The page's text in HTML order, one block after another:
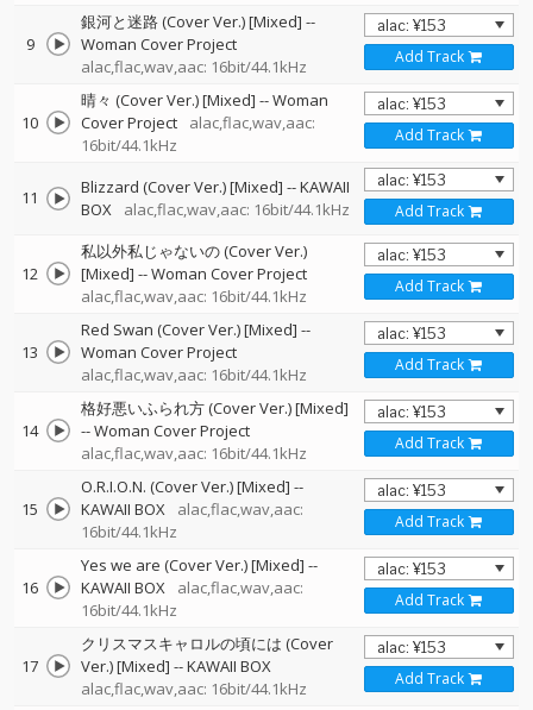
9
銀河と迷路 (Cover Ver.) [Mixed] --
Woman Cover Project
alac,flac,wav,aac: 16bit/44.1kHz
Add Track
10
晴々 (Cover Ver.) [Mixed] --Woman
Cover Project
alac,flac,wav,aac:
16bit/44.1kHz
Add Track
11 Blizzard (Cover Ver.) [Mixed] --KAWAII
BOX
alac,flac,wav,aac: 16bit/44.1kHz Add Track
12
私以外私じゃないの (Cover Ver.)
[Mixed] --Woman Cover Project
alac,flac,wav,aac: 16bit/44.1kHz
Add Track
13
Red Swan (Cover Ver.) [Mixed] --
Woman Cover Project
alac,flac,wav,aac: 16bit/44.1kHz
Add Track
14
格好悪いふられ方 (Cover Ver.) [Mixed]
--Woman Cover Project
alac,flac,wav,aac: 16bit/44.1kHz
Add Track
15
O.R.I.O.N. (Cover Ver.) [Mixed] --
KAWAII BOX
alac,flac,wav,aac:
16bit/44.1kHz
Add Track
16
Yes we are (Cover Ver.) [Mixed] --
KAWAII BOX
alac,flac,wav,aac:
16bit/44.1kHz
Add Track
17
クリスマスキャロルの頃には (Cover
Ver.) [Mixed] --KAWAII BOX
alac,flac,wav,aac: 16bit/44.1kHz
Add Track